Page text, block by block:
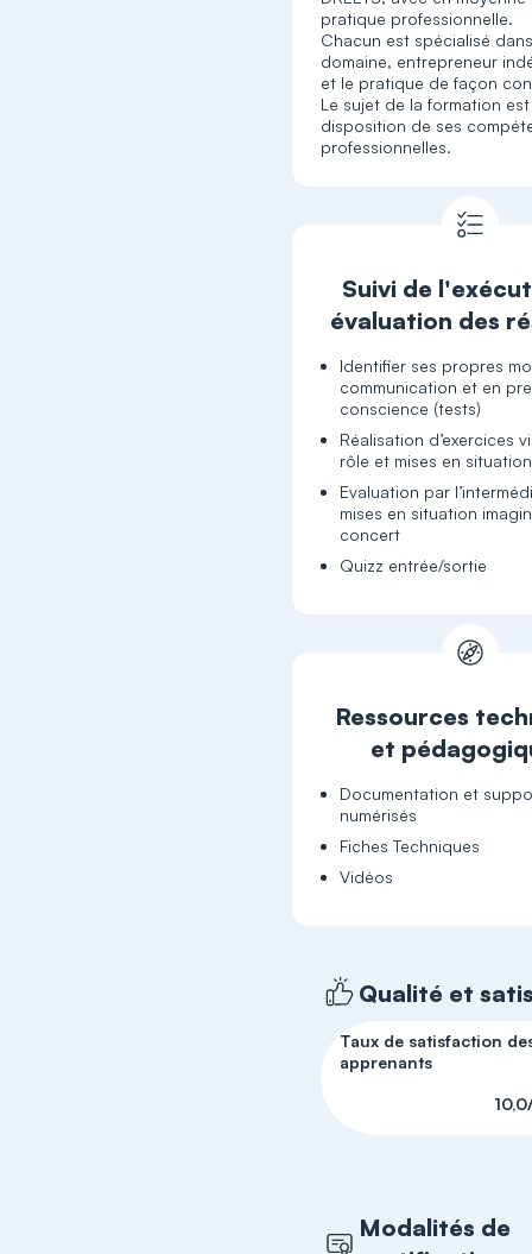
pratique professionnelle.
Chacun est spécialisé
domaine, entrepreneur
et le pratique de façon
Le sujet de la formation
disposition de ses
professionnelles.
Suivi de
évaluation des
Identifier ses propres
communication et en
conscience (tests)
Réalisation d’exercices
rôle et mises en
Evaluation par
mises en situation
concert
Quizz entrée/sortie
Ressources
et
Documentation et
numérisés
Fiches Techniques
Vidéos
Qualité et
Taux de satisfaction
apprenants
Modalités de